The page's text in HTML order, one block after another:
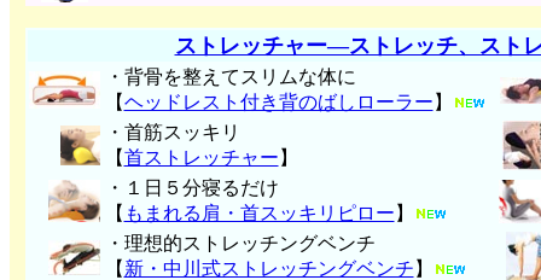
ストレッチャー―ストレッチ、スト
・背骨を整えてスリムな体に
【ヘッドレスト付き背のばしローラー 】
・首筋スッキリ
【首ストレッチャー 】
・１日５分寝るだけ
【 もまれる肩・首スッキリピロー 】
・理想的ストレッチングベンチ
【 新・中川式ストレッチングベンチ 】